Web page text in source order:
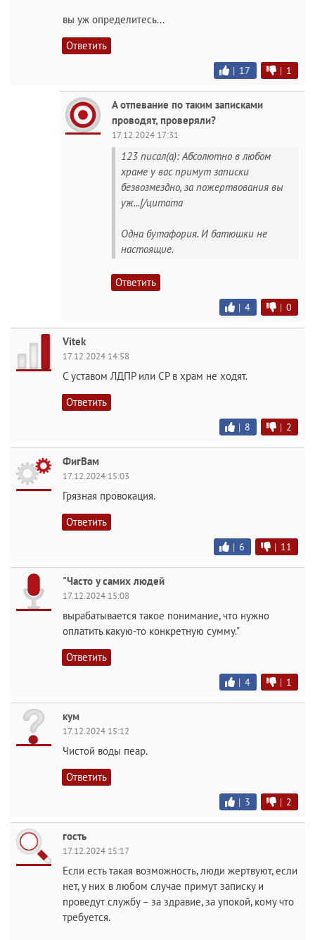
вы уж определитесь...
Ответить
| 17 | 1
А отпевание по таким записками
проводят, проверяли?
17.12.2024 17:31
123 писал(а): Абсолютно в любом
храме у вас примут записки
безвозмездно, за пожертвования вы
уж...[/цитата
Одна бутафория. И батюшки не
настоящие.
Ответить
| 4 | 0
Vitek
17.12.2024 14:58
С уставом ЛДПР или СР в храм не ходят.
Ответить
| 8 | 2
ФигВам
17.12.2024 15:03
Грязная провокация.
Ответить
| 6 | 11
"Часто у самих людей
17.12.2024 15:08
вырабатывается такое понимание, что нужно
оплатить какую-то конкретную сумму."
Ответить
| 4 | 1
кум
17.12.2024 15:12
Чистой воды пеар.
Ответить
| 3 | 2
гость
17.12.2024 15:17
Если есть такая возможность, люди жертвуют, если
нет, у них в любом случае примут записку и
проведут службу – за здравие, за упокой, кому что
требуется.